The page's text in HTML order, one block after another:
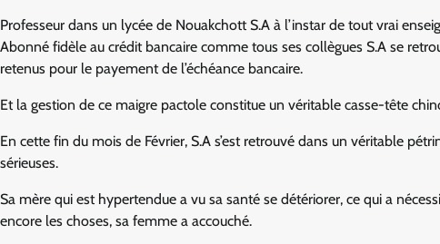
Professeur dans un lycée de Nouakchott S.A à l’instar de tout vrai
Abonné fidèle au crédit bancaire comme tous ses collègues S.A se
retenus pour le payement de l’échéance bancaire.
Et la gestion de ce maigre pactole constitue un véritable casse-tête
En cette fin du mois de Février, S.A s’est retrouvé dans un véritable
sérieuses.
Sa mère qui est hypertendue a vu sa santé se détériorer, ce qui a
encore les choses, sa femme a accouché.